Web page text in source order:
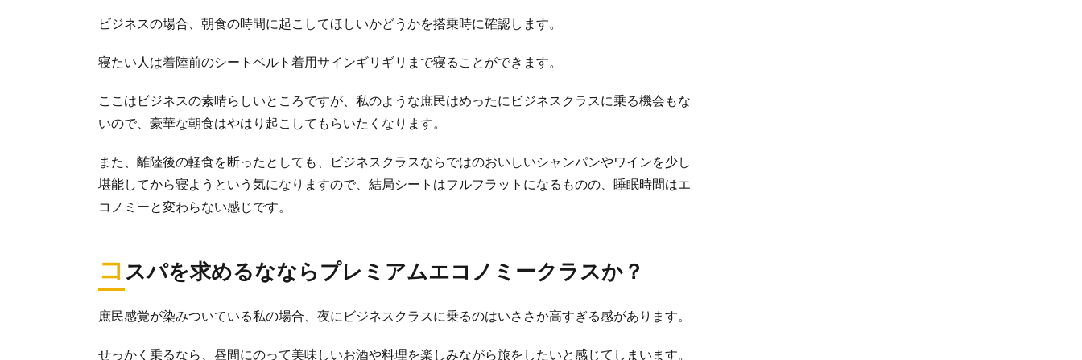
ビジネスの場合、朝食の時間に起こしてほしいかどうかを搭乗時に確認します。
寝たい人は着陸前のシートベルト着用サインギリギリまで寝ることができます。
ここはビジネスの素晴らしいところですが、私のような庶民はめったにビジネスクラスに乗る機会もな
いので、豪華な朝食はやはり起こしてもらいたくなります。
また、離陸後の軽食を断ったとしても、ビジネスクラスならではのおいしいシャンパンやワインを少し
堪能してから寝ようという気になりますので、結局シートはフルフラットになるものの、睡眠時間はエ
コノミーと変わらない感じです。
コスパを求めるなならプレミアムエコノミークラスか？
庶民感覚が染みついている私の場合、夜にビジネスクラスに乗るのはいささか高すぎる感があります。
せっかく乗るなら、昼間にのって美味しいお酒や料理を楽しみながら旅をしたいと感じてしまいます。